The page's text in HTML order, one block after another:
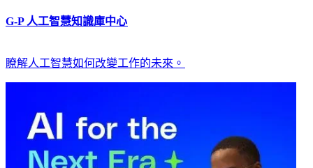
G-P 人工智慧知識庫中心​​
瞭解人工智慧如何改變工作的未來。​​